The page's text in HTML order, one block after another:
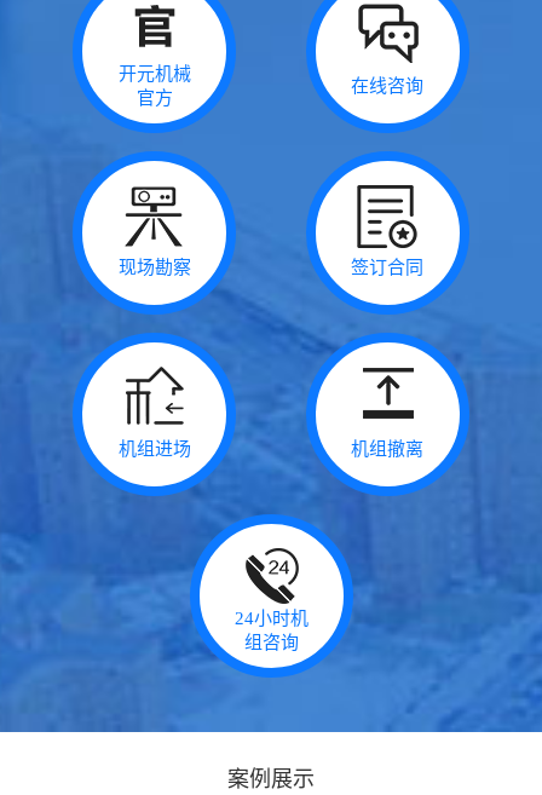
设、市政工程、房地产工程，工厂、饭店、商场、娱乐场所，企事
业单位等提供租赁业务。
我们确保对外提供精良设备，派遣技术过硬技术操作员操作设备，
我们的设备均为进口或国产原装设备，具有国内外品牌。先进的服
务管理体系是我们的基础，快捷的反映是我们的优势，良好的信誉
是我们的准则，让您永无后顾之忧是我们服务的承诺
开元机械
官方
在线咨询
现场勘察 签订合同
机组进场 机组撤离
24小时机
组咨询
案例展示